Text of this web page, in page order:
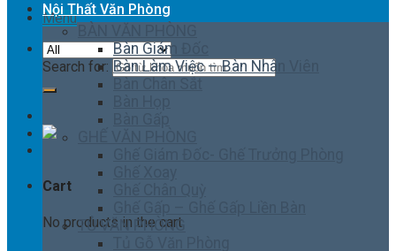
Menu
Search for:
Cart
No products in the cart.
Nội Thất Văn Phòng
Bàn Giám Đốc
Bàn Làm Việc – Bàn Nhân Viên
TỦ VĂN PHÒNG